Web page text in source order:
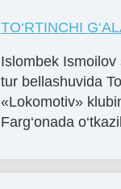
TO‘RTINCHI
Islombek Ismoilov
tur bellashuvida
«Lokomotiv»
Farg‘onada